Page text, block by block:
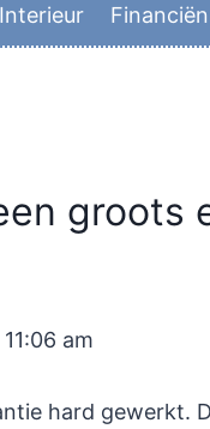
Interieur Financiën
groots
am
hard gewerkt.